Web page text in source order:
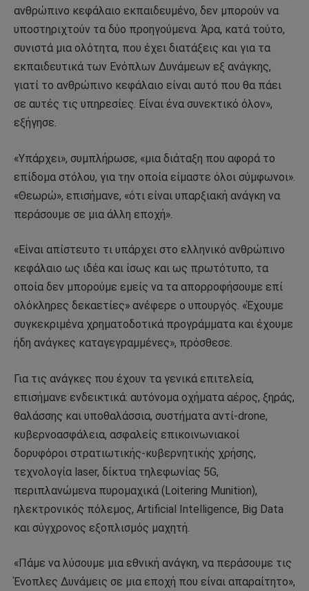
ανθρώπινο κεφάλαιο εκπαιδευμένο, δεν μπορούν να
υποστηριχτούν τα δύο προηγούμενα. Άρα, κατά τούτο,
συνιστά μια ολότητα, που έχει διατάξεις και για τα
εκπαιδευτικά των Ενόπλων Δυνάμεων εξ ανάγκης,
γιατί το ανθρώπινο κεφάλαιο είναι αυτό που θα πάει
σε αυτές τις υπηρεσίες. Είναι ένα συνεκτικό όλον»,
εξήγησε.
«Υπάρχει», συμπλήρωσε, «μια διάταξη που αφορά το
επίδομα στόλου, για την οποία είμαστε όλοι σύμφωνοι».
«Θεωρώ», επισήμανε, «ότι είναι υπαρξιακή ανάγκη να
περάσουμε σε μια άλλη εποχή».
«Είναι απίστευτο τι υπάρχει στο ελληνικό ανθρώπινο
κεφάλαιο ως ιδέα και ίσως και ως πρωτότυπο, τα
οποία δεν μπορούμε εμείς να τα απορροφήσουμε επί
ολόκληρες δεκαετίες» ανέφερε ο υπουργός. «Έχουμε
συγκεκριμένα χρηματοδοτικά προγράμματα και έχουμε
ήδη ανάγκες καταγεγραμμένες», πρόσθεσε.
Για τις ανάγκες που έχουν τα γενικά επιτελεία,
επισήμανε ενδεικτικά: αυτόνομα οχήματα αέρος, ξηράς,
θαλάσσης και υποθαλάσσια, συστήματα αντί-drone,
κυβερνοασφάλεια, ασφαλείς επικοινωνιακοί
δορυφόροι στρατιωτικής-κυβερνητικής χρήσης,
τεχνολογία laser, δίκτυα τηλεφωνίας 5G,
περιπλανώμενα πυρομαχικά (Loitering Munition),
ηλεκτρονικός πόλεμος, Artificial Intelligence, Big Data
και σύγχρονος εξοπλισμός μαχητή.
«Πάμε να λύσουμε μια εθνική ανάγκη, να περάσουμε τις
Ένοπλες Δυνάμεις σε μια εποχή που είναι απαραίτητο»,